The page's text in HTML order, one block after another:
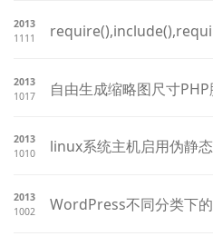
2013
1111
2013
1017
自由生成缩略图尺寸
2013
1010
linux系统主机启用伪静
2013
1002